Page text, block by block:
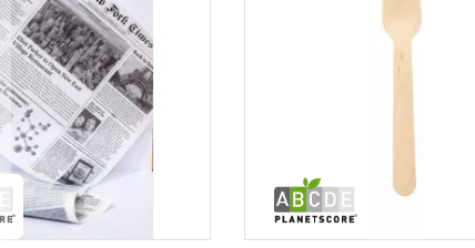
Hauteur mm (dimension unitaire)